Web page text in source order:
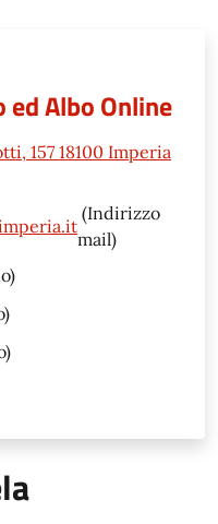
Albo Online
157 18100 Imperia
(Indirizzo
mail)